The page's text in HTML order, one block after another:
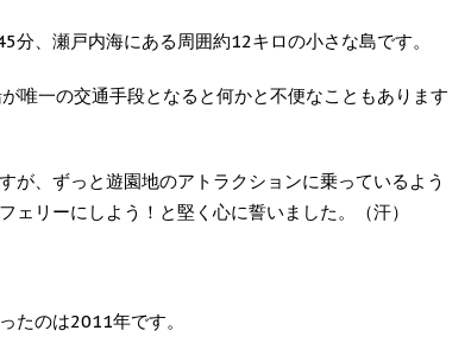
、瀬戸内海にある周囲約12キロの小さな島です。
唯一の交通手段となると何かと不便なこともあります
が、ずっと遊園地のアトラクションに乗っているよう
ェリーにしよう！と堅く心に誓いました。（汗）
たのは2011年です。